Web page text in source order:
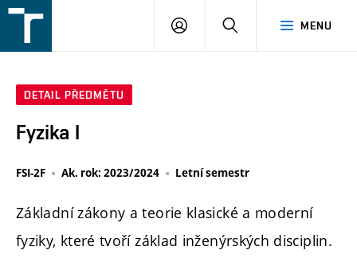
v
MENU
PŘIHLÁŠENÍ
DETAIL PŘEDMĚTU
Fyzika I
FSI-2F Ak. rok: 2023/2024 Letní semestr
Základní zákony a teorie klasické a moderní
fyziky, které tvoří základ inženýrských disciplin.